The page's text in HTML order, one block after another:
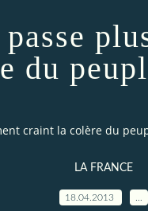
du
craint la colère du
LA FRANCE
18.04.2013